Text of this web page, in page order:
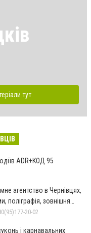
тут
ADR+КОД 95
агентство в Чернівцях,
поліграфія, зовнішня
20-02
і карнавальних